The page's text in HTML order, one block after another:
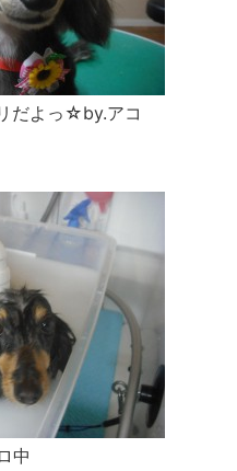
だよっ☆by.アコ
中